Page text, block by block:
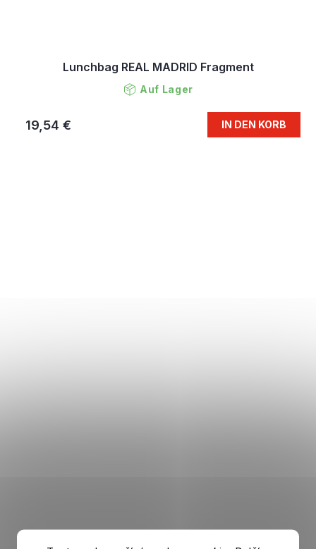
Lunchbag REAL MADRID Fragment
Auf Lager
19,54 € IN DEN KORB